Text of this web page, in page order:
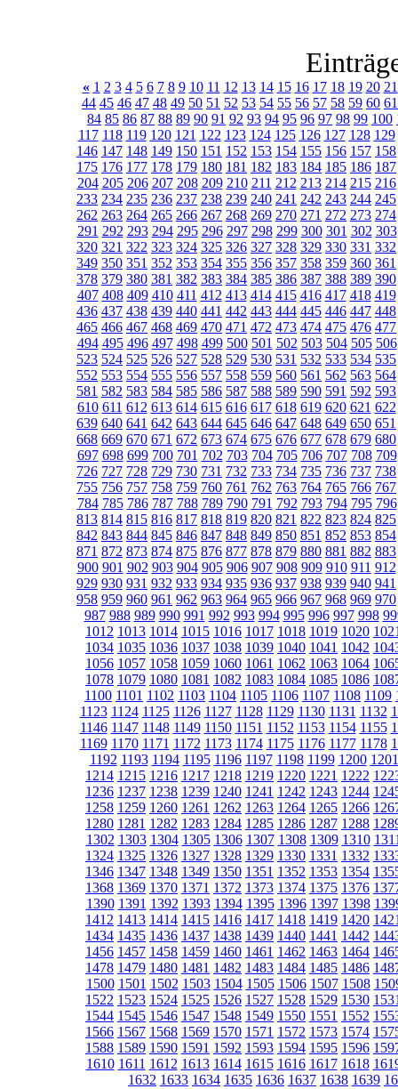
« 1 2 3 4 5 6 7 8 9 10 11 12 13 14 15 16 17 18 19 20 21
44 45 46 47 48 49 50 51 52 53 54 55 56 57 58 59 60 61
84 85 86 87 88 89 90 91 92 93 94 95 96 97 98 99 100
117 118 119 120 121 122 123 124 125 126 127 128 129
146 147 148 149 150 151 152 153 154 155 156 157 158
175 176 177 178 179 180 181 182 183 184 185 186 187
204 205 206 207 208 209 210 211 212 213 214 215 216
233 234 235 236 237 238 239 240 241 242 243 244 245
262 263 264 265 266 267 268 269 270 271 272 273 274
291 292 293 294 295 296 297 298 299 300 301 302 303
320 321 322 323 324 325 326 327 328 329 330 331 332
349 350 351 352 353 354 355 356 357 358 359 360 361
378 379 380 381 382 383 384 385 386 387 388 389 390
407 408 409 410 411 412 413 414 415 416 417 418 419
436 437 438 439 440 441 442 443 444 445 446 447 448
465 466 467 468 469 470 471 472 473 474 475 476 477
494 495 496 497 498 499 500 501 502 503 504 505 506
523 524 525 526 527 528 529 530 531 532 533 534 535
552 553 554 555 556 557 558 559 560 561 562 563 564
581 582 583 584 585 586 587 588 589 590 591 592 593
610 611 612 613 614 615 616 617 618 619 620 621 622
639 640 641 642 643 644 645 646 647 648 649 650 651
668 669 670 671 672 673 674 675 676 677 678 679 680
697 698 699 700 701 702 703 704 705 706 707 708 709
726 727 728 729 730 731 732 733 734 735 736 737 738
755 756 757 758 759 760 761 762 763 764 765 766 767
784 785 786 787 788 789 790 791 792 793 794 795 796
813 814 815 816 817 818 819 820 821 822 823 824 825
842 843 844 845 846 847 848 849 850 851 852 853 854
871 872 873 874 875 876 877 878 879 880 881 882 883
900 901 902 903 904 905 906 907 908 909 910 911 912
929 930 931 932 933 934 935 936 937 938 939 940 941
958 959 960 961 962 963 964 965 966 967 968 969 970
987 988 989 990 991 992 993 994 995 996 997 998
1012 1013 1014 1015 1016 1017 1018 1019 1020
1034 1035 1036 1037 1038 1039 1040 1041 1042
1056 1057 1058 1059 1060 1061 1062 1063 1064
1078 1079 1080 1081 1082 1083 1084 1085 1086
1100 1101 1102 1103 1104 1105 1106 1107 1108 1109
1123 1124 1125 1126 1127 1128 1129 1130 1131 1132
1146 1147 1148 1149 1150 1151 1152 1153 1154 1155
1169 1170 1171 1172 1173 1174 1175 1176 1177 1178
1192 1193 1194 1195 1196 1197 1198 1199 1200 1201
1214 1215 1216 1217 1218 1219 1220 1221 1222
1236 1237 1238 1239 1240 1241 1242 1243 1244
1258 1259 1260 1261 1262 1263 1264 1265 1266
1280 1281 1282 1283 1284 1285 1286 1287 1288
1302 1303 1304 1305 1306 1307 1308 1309 1310
1324 1325 1326 1327 1328 1329 1330 1331 1332
1346 1347 1348 1349 1350 1351 1352 1353 1354
1368 1369 1370 1371 1372 1373 1374 1375 1376
1390 1391 1392 1393 1394 1395 1396 1397 1398
1412 1413 1414 1415 1416 1417 1418 1419 1420
1434 1435 1436 1437 1438 1439 1440 1441 1442
1456 1457 1458 1459 1460 1461 1462 1463 1464
1478 1479 1480 1481 1482 1483 1484 1485 1486
1500 1501 1502 1503 1504 1505 1506 1507 1508
1522 1523 1524 1525 1526 1527 1528 1529 1530
1544 1545 1546 1547 1548 1549 1550 1551 1552
1566 1567 1568 1569 1570 1571 1572 1573 1574
1588 1589 1590 1591 1592 1593 1594 1595 1596
1610 1611 1612 1613 1614 1615 1616 1617 1618
1632 1633 1634 1635 1636 1637 1638 1639